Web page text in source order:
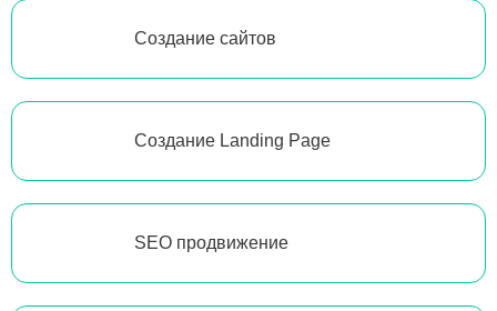
Создание сайтов
Создание Landing Page
SEO продвижение